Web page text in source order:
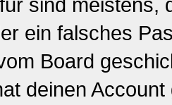
ein falsches
Board
deinen